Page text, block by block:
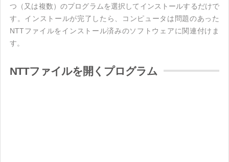
つ（又は複数）のプログラムを選択してインストールするだけで
す。インストールが完了したら、コンピュータは問題のあった
NTTファイルをインストール済みのソフトウェアに関連付けま
す。
NTTファイルを開くプログラム